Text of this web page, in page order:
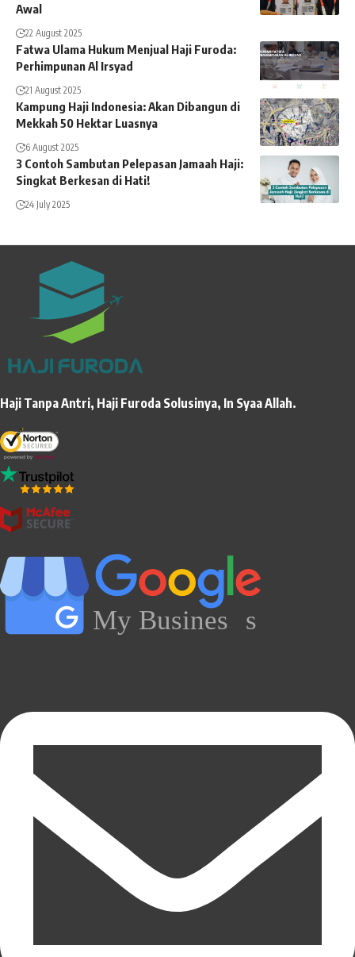
Awal
22 August 2025
Fatwa Ulama Hukum Menjual Haji Furoda:
Perhimpunan Al Irsyad
21 August 2025
Kampung Haji Indonesia: Akan Dibangun di
Mekkah 50 Hektar Luasnya
6 August 2025
3 Contoh Sambutan Pelepasan Jamaah Haji:
Singkat Berkesan di Hati!
24 July 2025
Haji Tanpa Antri, Haji Furoda Solusinya, In Syaa Allah.
My Busines s